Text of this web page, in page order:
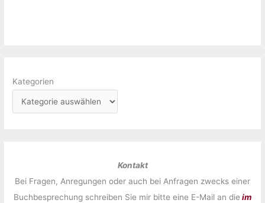
Kategorien
Kontakt
Bei Fragen, Anregungen oder auch bei Anfragen zwecks einer
Buchbesprechung schreiben Sie mir bitte eine E-Mail an die im